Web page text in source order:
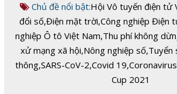
Chủ đề nổi bật:Hội Vô tuyến điện tử
đổi số,Điện mặt trời,Công nghiệp Điện
nghiệp Ô tô Việt Nam,Thu phí không
xử mạng xã hội,Nông nghiệp số,Tuyển
thông,SARS-CoV-2,Covid 19,Coronavirus
Cup 2021